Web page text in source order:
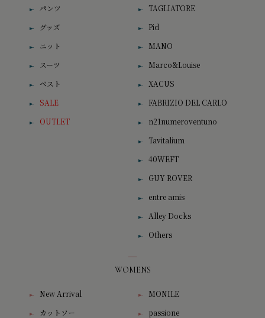
パンツ
グッズ
ニット
スーツ
ベスト
SALE
OUTLET
TAGLIATORE
Pid
MANO
Marco&Louise
XACUS
FABRIZIO DEL CARLO
n21numeroventuno
Tavitalium
40WEFT
GUY ROVER
entre amis
Alley Docks
Others
WOMENS
New Arrival
カットソー
MONILE
passione